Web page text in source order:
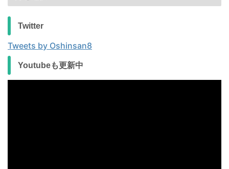
Twitter
Tweets by Oshinsan8
Youtubeも更新中